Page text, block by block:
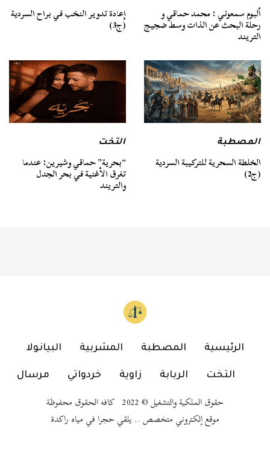
ألبوم سمعوني : محمد حماقي و
رحلة البحث عن الذات وسط ضجيج
التريند
إعادة تدوير النخب في براح السردية
(ج3)
المصطبة
الخلطة السحرية للتركيبة السردية
(ج2)
التخت
“بحرية” حماقي وشيرين: عندما
تغرق الأغنية في بحر الجدل
والتريند
الرئيسية المصطبة المشربية البيانولا
التخت الربابة زاوية خردواتي مرسال
حقوق الملكية والتشغيل © 2022 كافه الحقوق محفوظة
موقع إلكتروني متخصص .. يلقي حجرا في مياه راكدة